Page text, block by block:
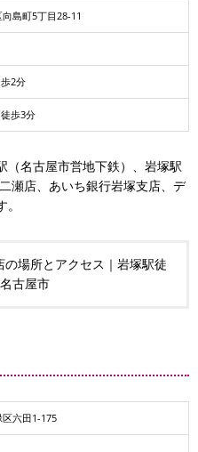
島町5丁目28-11
2分
歩3分
（名古屋市営地下鉄）、岩塚駅
瀬店、あいち銀行岩塚支店、デ
の場所とアクセス｜岩塚駅徒
古屋市
六田1-175